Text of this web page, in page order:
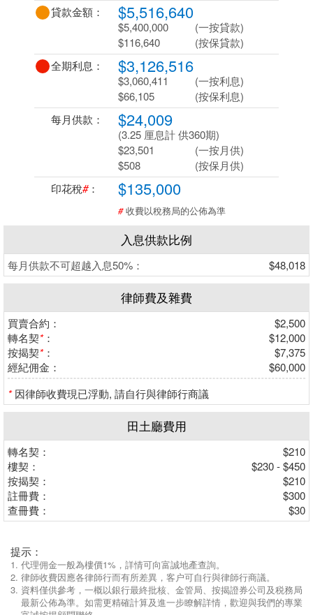
貸款金額： $5,516,640
$5,400,000
(一按貸款)
$116,640
(按保貸款)
全期利息：
$3,126,516
$3,060,411
(一按利息)
$66,105
(按保利息)
每月供款：
$24,009
(3.25 厘息計 供360期)
$23,501
(一按月供)
$508
(按保月供)
印花稅#： $135,000
#收費以稅務局的公佈為準
入息供款比例
每月供款不可超越入息50%： $48,018
律師費及雜費
買賣合約：
$2,500
轉名契*：
$12,000
按揭契*：
$7,375
經紀佣金：
$60,000
*因律師收費現已浮動, 請自行與律師行商議
田土廳費用
轉名契：
$210
樓契：
$230 - $450
按揭契：
$210
註冊費：
$300
查冊費：
$30
提示：
代理佣金一般為樓價1%，詳情可向富誠地產查詢。
律師收費因應各律師行而有所差異，客户可自行與律師行商議。
資料僅供參考，一概以銀行最終批核、金管局、按揭證券公司及税務局
最新公佈為準。如需更精確計算及進一步瞭解詳情，歡迎與我們的專業